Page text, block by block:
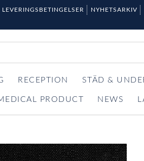
LEVERINGSBETINGELSER
NYHETSARKIV
RECEPTION STÄD &
PRODUCT NEWS